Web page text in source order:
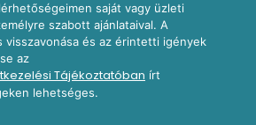
saját vagy üzleti
szabott ajánlataival. A
visszavonása és az érintetti igények
az
Tájékoztatóban írt
lehetséges.